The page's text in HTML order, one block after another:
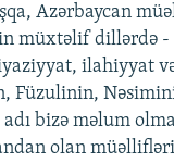
Azərbaycan
müxtəlif dillərdə -
ilahiyyat
Füzulinin,
bizə məlum
olan